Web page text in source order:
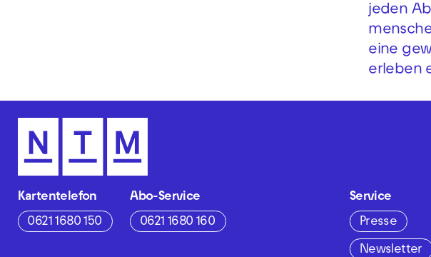
jeden
eine
erleben
Kartentelefon
0621 1680 150
Abo-Service
0621 1680 160
Service
Presse
Newsletter